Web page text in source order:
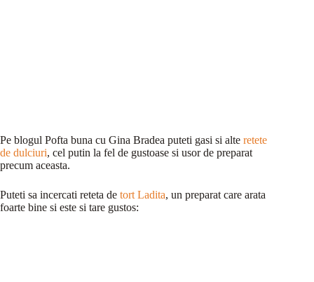
Pe blogul Pofta buna cu Gina Bradea puteti gasi si alte retete
de dulciuri, cel putin la fel de gustoase si usor de preparat
precum aceasta.
Puteti sa incercati reteta de tort Ladita, un preparat care arata
foarte bine si este si tare gustos: